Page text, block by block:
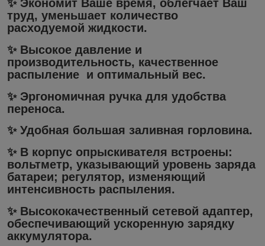
✨ Экономит Ваше время, облегчает Ваш
труд, уменьшает количество
расходуемой жидкости.
✨ Высокое давление и
производительность, качественное
распыление и оптимальный вес.
✨ Эргономичная ручка для удобства
переноса.
✨ Удобная большая заливная горловина.
✨ В корпус опрыскивателя встроены:
вольтметр, указывающий уровень заряда
батареи; регулятор, изменяющий
интенсивность распыления.
✨ Высококачественный сетевой адаптер,
обеспечивающий ускоренную зарядку
аккумулятора.